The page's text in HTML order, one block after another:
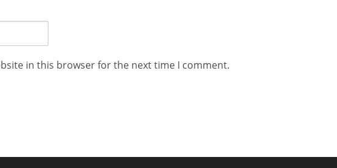
in this browser for the next time I comment.